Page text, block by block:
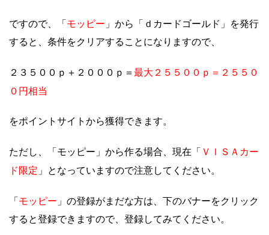
ですので、「 モッピー 」から「ｄカードゴールド」を発行
すると、条件をクリアすることになりますので、
２３５００ｐ＋２０００ｐ＝ 最大２５５００ｐ＝２５５０
０円相当
をポイントサイトから獲得できます。
ただし、「モッピー」から作る場合、現在「 ＶＩＳＡカー
ド限定 」となっていますので注意してください。
「 モッピー 」の登録がまだな方は、下のバナーをクリック
すると登録できますので、登録してみてください。